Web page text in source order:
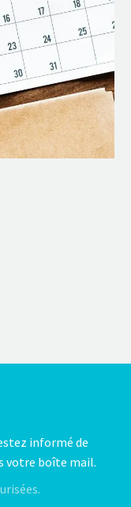
informé de
votre boîte mail.